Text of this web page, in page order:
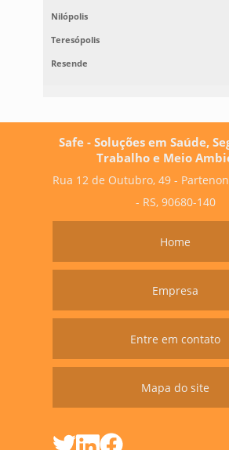
Nilópolis
Teresópolis
Resende
Safe - Soluções em Saúde,
Trabalho e Meio
Rua 12 de Outubro, 49 -
- RS, 90680-140
Home
Empresa
Entre em contato
Mapa do site